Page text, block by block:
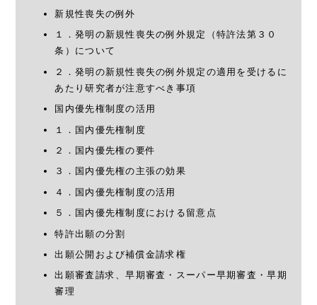
新規性喪失の例外
１．発明の新規性喪失の例外規定（特許法第３０
条）について
２．発明の新規性喪失の例外規定の適用を受けるに
あたり研究者が注意すべき事項
国内優先権制度の活用
１．国内優先権制度
２．国内優先権の要件
３．国内優先権の主張の効果
４．国内優先権制度の活用
５．国内優先権制度における留意点
特許出願の分割
出願公開および補償金請求権
出願審査請求、早期審査・スーパー早期審査・早期
審理